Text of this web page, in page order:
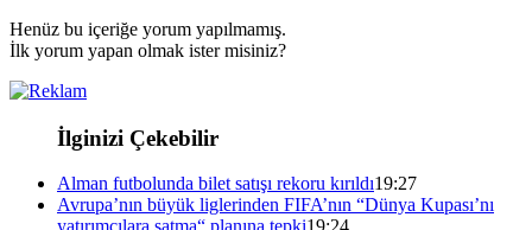
Henüz bu içeriğe yorum yapılmamış.
İlk yorum yapan olmak ister misiniz?
İlginizi Çekebilir
Alman futbolunda bilet satışı rekoru kırıldı19:27
Avrupa’nın büyük liglerinden FIFA’nın “Dünya Kupası’nı